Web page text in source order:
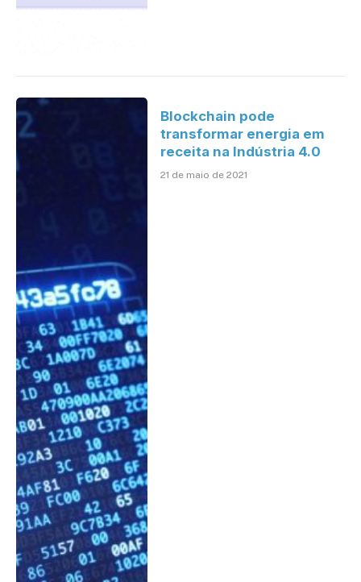
Blockchain pode
transformar energia em
receita na Indústria 4.0
21 de maio de 2021